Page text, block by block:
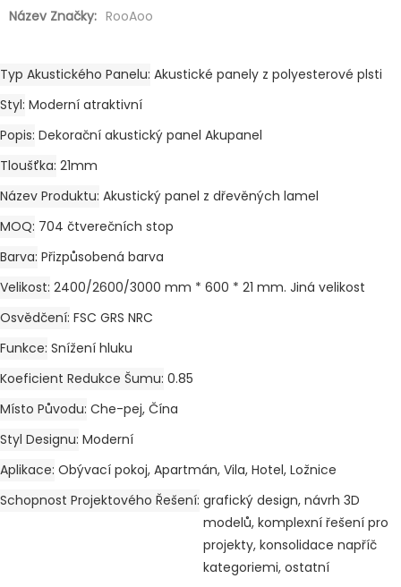
Název Značky: RooAoo
Typ Akustického Panelu Akustické panely z polyesterové plsti
Styl Moderní atraktivní
Popis Dekorační akustický panel Akupanel
Tloušťka 21mm
Název Produktu Akustický panel z dřevěných lamel
MOQ 704 čtverečních stop
Barva Přizpůsobená barva
Velikost 2400/2600/3000 mm * 600 * 21 mm. Jiná velikost
Osvědčení FSC GRS NRC
Funkce Snížení hluku
Koeficient Redukce Šumu 0.85
Místo Původu Che-pej, Čína
Styl Designu Moderní
Aplikace Obývací pokoj, Apartmán, Vila, Hotel, Ložnice
Schopnost Projektového Řešení grafický design, návrh 3D
modelů, komplexní řešení pro
projekty, konsolidace napříč
kategoriemi, ostatní